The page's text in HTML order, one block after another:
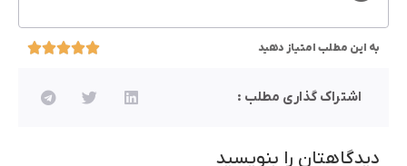
به این مطلب امتیاز دهید
اشتراک گذاری مطلب :
دیدگاهتان را بنویسید